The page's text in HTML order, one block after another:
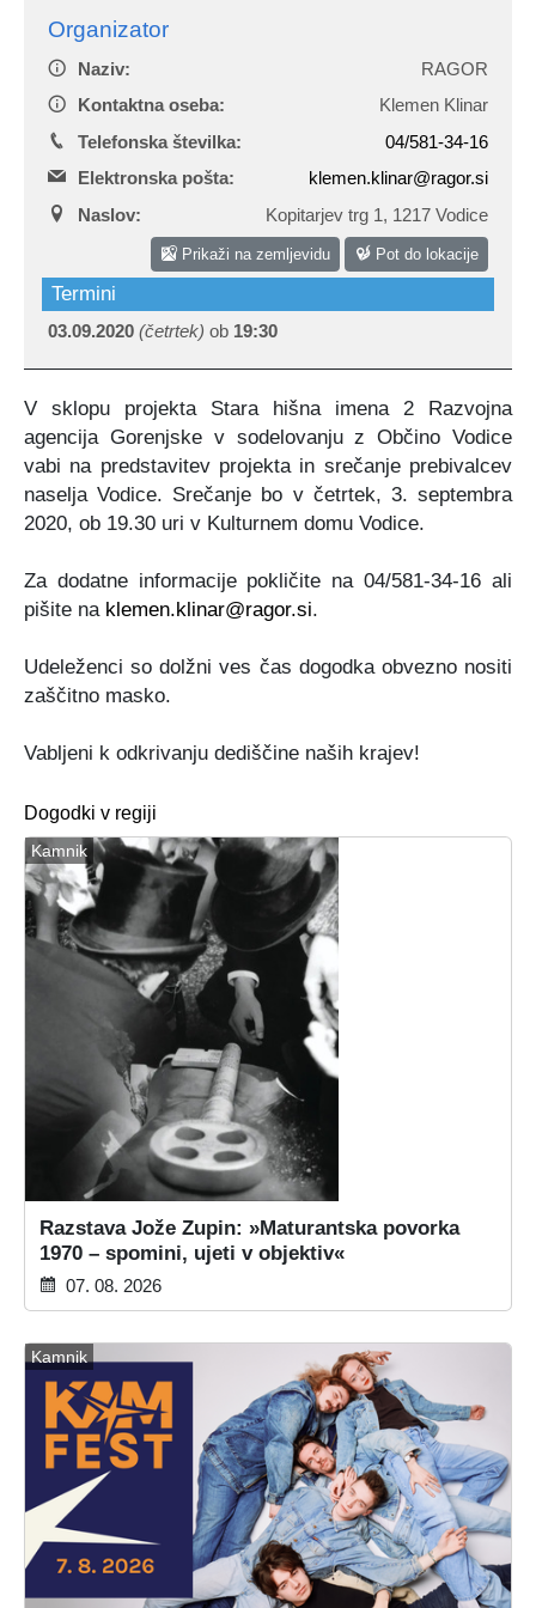
Organizator
Naziv:
RAGOR
Kontaktna oseba:
Klemen Klinar
Telefonska številka:
04/581-34-16
Elektronska pošta:
klemen.klinar@ragor.si
Naslov:
Kopitarjev trg 1, 1217 Vodice
Prikaži na zemljevidu Pot do lokacije
Termini
03.09.2020 (četrtek) ob 19:30
V sklopu projekta Stara hišna imena 2 Razvojna
agencija Gorenjske v sodelovanju z Občino Vodice
vabi na predstavitev projekta in srečanje prebivalcev
naselja Vodice. Srečanje bo v četrtek, 3. septembra
2020, ob 19.30 uri v Kulturnem domu Vodice.
Za dodatne informacije pokličite na 04/581-34-16 ali
pišite na klemen.klinar@ragor.si.
Udeleženci so dolžni ves čas dogodka obvezno nositi
zaščitno masko.
Vabljeni k odkrivanju dediščine naših krajev!
Dogodki v regiji
Kamnik
Razstava Jože Zupin: »Maturantska povorka
1970 – spomini, ujeti v objektiv«
07. 08. 2026
Kamnik